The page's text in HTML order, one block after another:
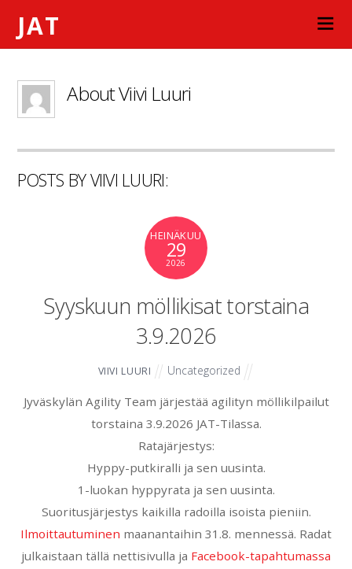
JAT
AboutViivi Luuri
POSTS BY VIIVI LUURI:
HEINÄKUU
29
2026
Syyskuun möllikisat torstaina
3.9.2026
VIIVI LUURI Uncategorized
Jyväskylän Agility Team järjestää agilityn möllikilpailut
torstaina 3.9.2026 JAT-Tilassa.
Ratajärjestys:
Hyppy-putkiralli ja sen uusinta.
1-luokan hyppyrata ja sen uusinta.
Suoritusjärjestys kaikilla radoilla isoista pieniin.
Ilmoittautuminen maanantaihin 31.8. mennessä. Radat
julkaistaan tällä nettisivulla ja Facebook-tapahtumassa